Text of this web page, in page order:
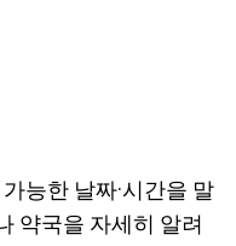
능한 날짜·시간을 말
약국을 자세히 알려